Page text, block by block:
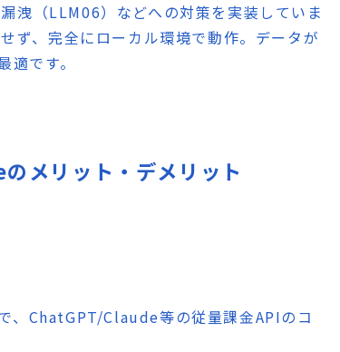
洩（LLM06）などへの対策を実装していま
ず、完全にローカル環境で動作。データが
です。
リット・デメリット
、ChatGPT/Claude等の従量課金APIのコ